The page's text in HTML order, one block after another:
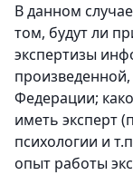
В данном
том, будут ли
экспертизы
Федерации;
иметь эксперт
психологии и
опыт работы